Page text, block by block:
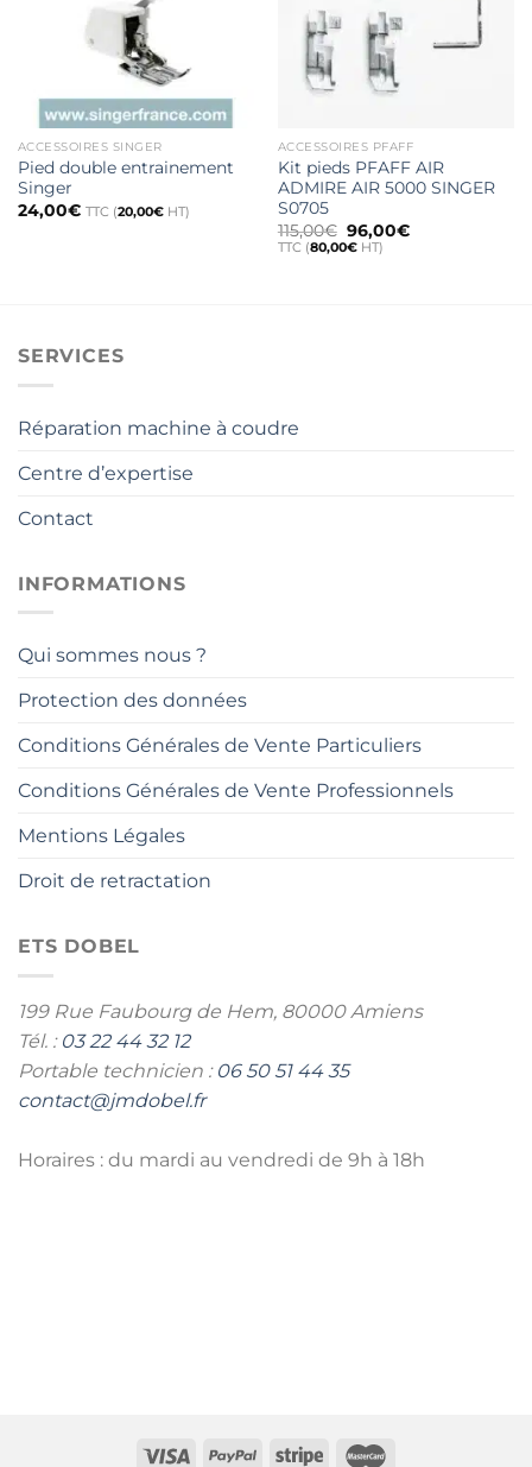
ACCESSOIRES SINGER
Pied double entrainement
Singer
24,00€ TTC (20,00€HT)
ACCESSOIRES PFAFF
Kit pieds PFAFF AIR
ADMIRE AIR 5000 SINGER
S0705
115,00€ Le
prix
initial
96,00€Le
TTC (80,00€HT)
SERVICES
Réparation machine à coudre
Centre d’expertise
Contact
INFORMATIONS
Qui sommes nous ?
Protection des données
Conditions Générales de Vente Particuliers
Conditions Générales de Vente Professionnels
Mentions Légales
Droit de retractation
ETS DOBEL
199 Rue Faubourg de Hem, 80000 Amiens
Tél. : 03 22 44 32 12
Portable technicien : 06 50 51 44 35
contact@jmdobel.fr
Horaires : du mardi au vendredi de 9h à 18h